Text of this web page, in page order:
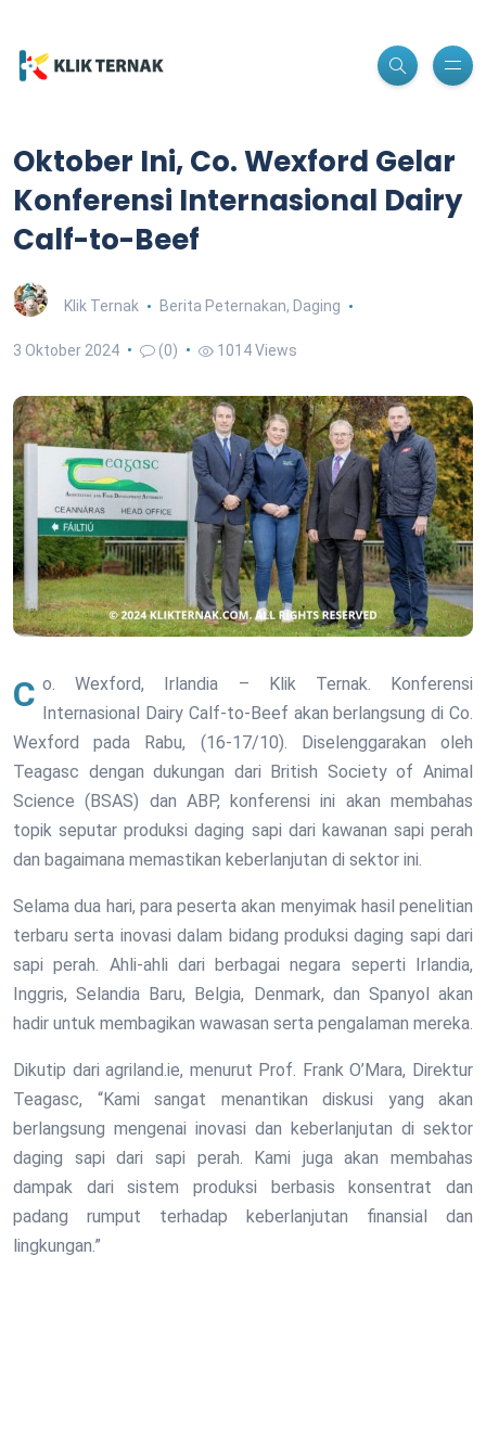
Oktober Ini, Co. Wexford Gelar
Konferensi Internasional Dairy
Calf-to-Beef
Klik Ternak Berita Peternakan, Daging
3 Oktober 2024 (0) 1014 Views
Co. Wexford, Irlandia – Klik Ternak. Konferensi Internasional Dairy Calf-to-Beef akan berlangsung di Co.
Wexford pada Rabu, (16-17/10). Diselenggarakan oleh
Teagasc dengan dukungan dari British Society of Animal
Science (BSAS) dan ABP, konferensi ini akan membahas
topik seputar produksi daging sapi dari kawanan sapi perah
dan bagaimana memastikan keberlanjutan di sektor ini.
Selama dua hari, para peserta akan menyimak hasil penelitian
terbaru serta inovasi dalam bidang produksi daging sapi dari
sapi perah. Ahli-ahli dari berbagai negara seperti Irlandia,
Inggris, Selandia Baru, Belgia, Denmark, dan Spanyol akan
hadir untuk membagikan wawasan serta pengalaman mereka.
Dikutip dari agriland.ie, menurut Prof. Frank O’Mara, Direktur
Teagasc, “Kami sangat menantikan diskusi yang akan
berlangsung mengenai inovasi dan keberlanjutan di sektor
daging sapi dari sapi perah. Kami juga akan membahas
dampak dari sistem produksi berbasis konsentrat dan
padang rumput terhadap keberlanjutan finansial dan
lingkungan.”